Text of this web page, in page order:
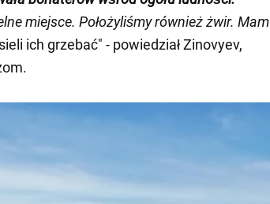
miejsce. Położyliśmy również żwir. Mam
ich grzebać" - powiedział Zinovyev,